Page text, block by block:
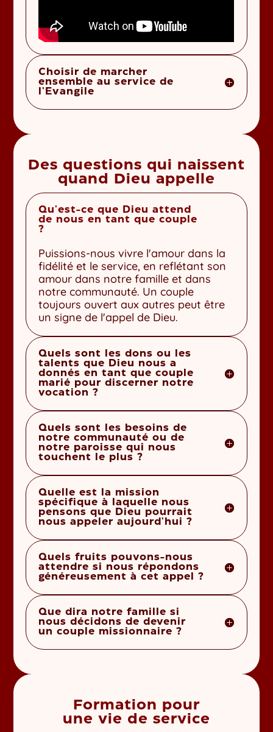
Choisir de marcher
ensemble au service de
l'Evangile
Des questions qui naissent
quand Dieu appelle
Qu'est-ce que Dieu attend
de nous en tant que couple
?
Puissions-nous vivre l'amour dans la
fidélité et le service, en reflétant son
amour dans notre famille et dans
notre communauté. Un couple
toujours ouvert aux autres peut être
un signe de l'appel de Dieu.
Quels sont les dons ou les
talents que Dieu nous a
donnés en tant que couple
marié pour discerner notre
vocation ?
Quels sont les besoins de
notre communauté ou de
notre paroisse qui nous
touchent le plus ?
Quelle est la mission
spécifique à laquelle nous
pensons que Dieu pourrait
nous appeler aujourd'hui ?
Quels fruits pouvons-nous
attendre si nous répondons
généreusement à cet appel ?
Que dira notre famille si
nous décidons de devenir
un couple missionnaire ?
Formation pour
une vie de service